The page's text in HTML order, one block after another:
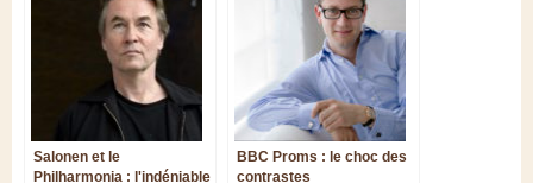
Salonen et le
Philharmonia : l'indéniable
BBC Proms : le choc des
contrastes